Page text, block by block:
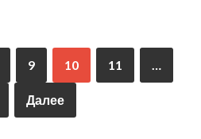
9 10 11 …
Далее